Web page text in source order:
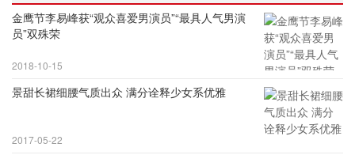
金鹰节李易峰获“观众喜爱男演员”“最具人气男演
员”双殊荣
2018-10-15
景甜长裙细腰气质出众 满分诠释少女系优雅
2017-05-22